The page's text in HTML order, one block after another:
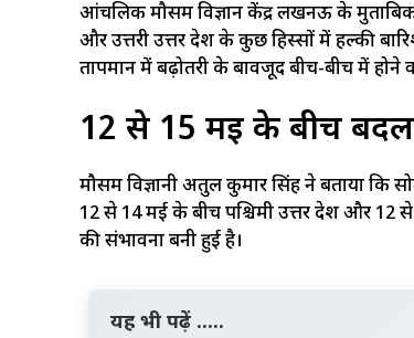
आंचलिक मौसम विज्ञान केंद्र लखनऊ के
और उत्तरी उत्तर प्रदेश के कुछ हिस्सों में हल्की
तापमान में बढ़ोतरी के बावजूद बीच-बीच में
12 से 15 मई के बीच
मौसम विज्ञानी अतुल कुमार सिंह ने बताया कि
12 से 14 मई के बीच पश्चिमी उत्तर प्रदेश और
की संभावना बनी हुई है।
यह भी पढ़ें .....